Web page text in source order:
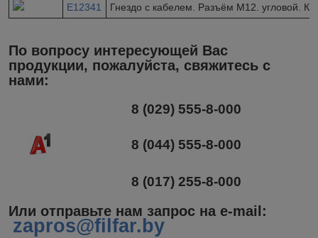
E12341
Гнездо с кабелем. Разъём M12. угловой.
По вопросу интересующей Вас
продукции, пожалуйста, свяжитесь с
нами:
8 (029) 555-8-000
8 (044) 555-8-000
8 (017) 255-8-000
Или отправьте нам запрос на e-mail :
zapros@filfar.by